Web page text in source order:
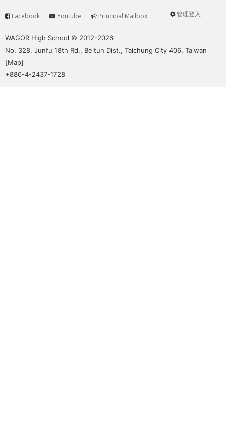
User
管理登入
Service
Facebook Youtube Principal Mailbox
WAGOR High School © 2012-2026
No. 328, Junfu 18th Rd., Beitun Dist., Taichung City 406, Taiwan
[Map]
+886-4-2437-1728